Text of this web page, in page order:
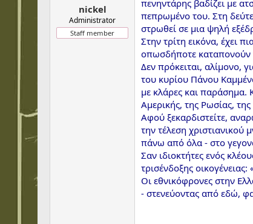
nickel
Administrator
Staff member
πενηντάρης βαδίζει με
πεπρωμένο του. Στη
στρωθεί σε μια ψηλή
Στην τρίτη εικόνα, έχει
οπωσδήποτε καταπονούν
Δεν πρόκειται, αλίμονο,
του κυρίου Πάνου
με κλάρες και παράσημα.
Αμερικής, της Ρωσίας,
Αφού ξεκαρδιστείτε,
την τέλεση
πάνω από όλα - στο
Σαν ιδιοκτήτες ενός
τρισένδοξης
Οι εθνικόφρονες στην
- στενεύοντας από εδώ,